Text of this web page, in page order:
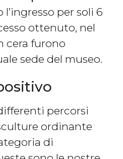
l’ingresso per soli 6
ottenuto, nel
cera furono
sede del museo.
percorsi
ordinante
di